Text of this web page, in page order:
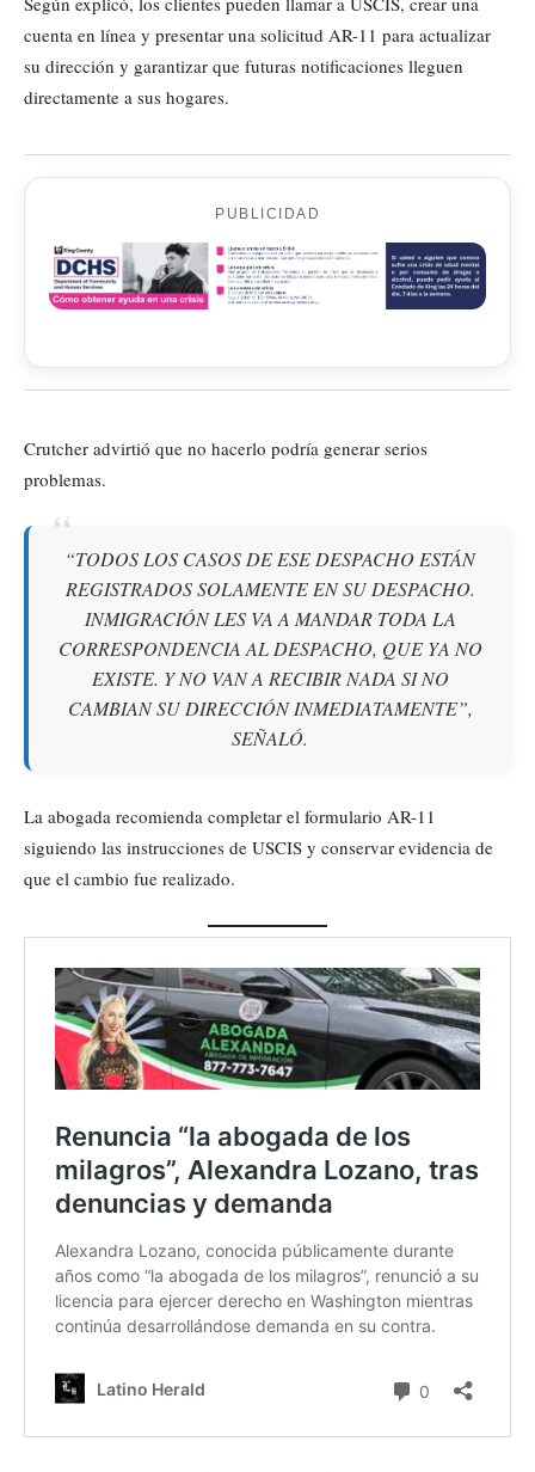
cuenta en línea y presentar una solicitud AR-11 para actualizar
su dirección y garantizar que futuras notificaciones lleguen
directamente a sus hogares.
PUBLICIDAD
Crutcher advirtió que no hacerlo podría generar serios
problemas.
“TODOS LOS CASOS DE ESE DESPACHO ESTÁN
REGISTRADOS SOLAMENTE EN SU DESPACHO.
INMIGRACIÓN LES VA A MANDAR TODA LA
CORRESPONDENCIA AL DESPACHO, QUE YA NO
EXISTE. Y NO VAN A RECIBIR NADA SI NO
CAMBIAN SU DIRECCIÓN INMEDIATAMENTE”,
SEÑALÓ.
La abogada recomienda completar el formulario AR-11
siguiendo las instrucciones de USCIS y conservar evidencia de
que el cambio fue realizado.